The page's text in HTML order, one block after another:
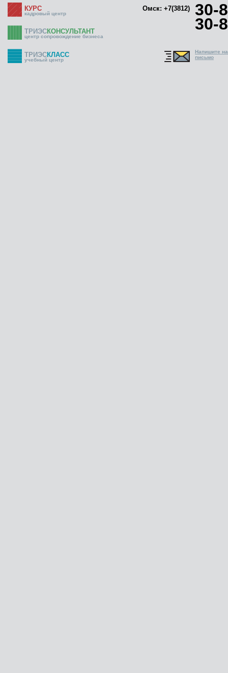
КУРС
кадровый центр
Омск: +7(3812) 30-
30-
ТРИЭСКОНСУЛЬТАНТ
центр сопровождение бизнеса
ТРИЭСКЛАСС
учебный центр
Напишите
письмо